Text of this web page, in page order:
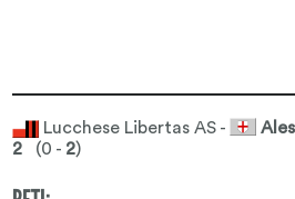
Lucchese Libertas AS -
2 (0 - 2)